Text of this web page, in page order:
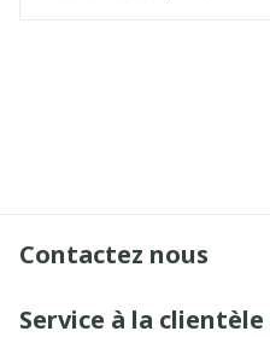
Contactez nous
Service à la clientèle